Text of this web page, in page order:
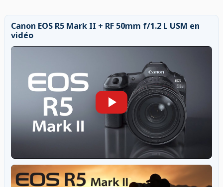
Canon EOS R5 Mark II + RF 50mm f/1.2 L USM en
vidéo